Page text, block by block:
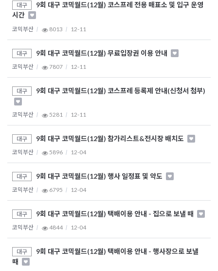
대구
9회 대구 코믹월드(12월) 코스프레 전용 매표소 및 입구 운영
시간
코믹부산 8013 12-11
대구 9회 대구 코믹월드(12월) 무료입장권 이용 안내
코믹부산 7807 12-11
대구 9회 대구 코믹월드(12월) 코스프레 등록제 안내(신청서 첨부)
코믹부산 5281 12-11
대구 9회 대구 코믹월드(12월) 참가리스트&전시장 배치도
코믹부산 5896 12-04
대구 9회 대구 코믹월드(12월) 행사 일정표 및 약도
코믹부산 6795 12-04
대구 9회 대구 코믹월드(12월) 택배이용 안내 - 집으로 보낼 때
코믹부산 4844 12-04
대구
9회 대구 코믹월드(12월) 택배이용 안내 - 행사장으로 보낼
때